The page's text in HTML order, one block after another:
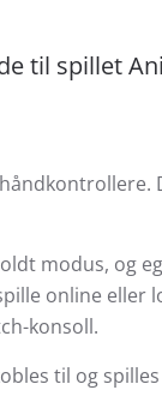
til spillet
modus, og
online eller
konsoll.
til og spilles